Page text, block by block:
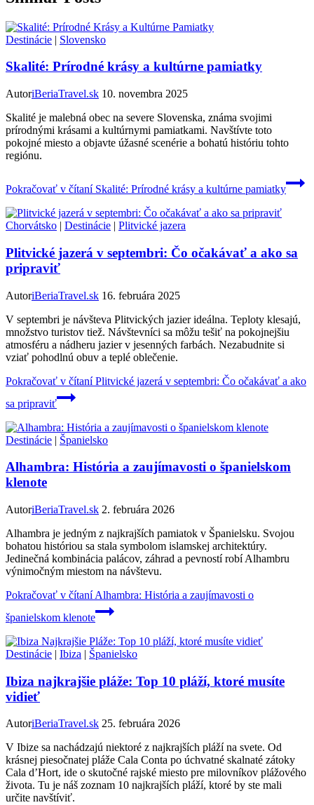
Destinácie | Slovensko
Skalité: Prírodné krásy a kultúrne pamiatky
AutoriBeriaTravel.sk 10. novembra 2025
Skalité je malebná obec na severe Slovenska, známa svojimi
prírodnými krásami a kultúrnymi pamiatkami. Navštívte toto
pokojné miesto a objavte úžasné scenérie a bohatú históriu tohto
regiónu.
Pokračovať v čítaníSkalité: Prírodné krásy a kultúrne pamiatky
Chorvátsko | Destinácie | Plitvické jazera
Plitvické jazerá v septembri: Čo očakávať a ako sa
pripraviť
AutoriBeriaTravel.sk 16. februára 2025
V septembri je návšteva Plitvických jazier ideálna. Teploty klesajú,
množstvo turistov tiež. Návštevníci sa môžu tešiť na pokojnejšiu
atmosféru a nádheru jazier v jesenných farbách. Nezabudnite si
vziať pohodlnú obuv a teplé oblečenie.
Pokračovať v čítaníPlitvické jazerá v septembri: Čo očakávať a ako
sa pripraviť
Destinácie | Španielsko
Alhambra: História a zaujímavosti o španielskom
klenote
AutoriBeriaTravel.sk 2. februára 2026
Alhambra je jedným z najkrajších pamiatok v Španielsku. Svojou
bohatou históriou sa stala symbolom islamskej architektúry.
Jedinečná kombinácia palácov, záhrad a pevností robí Alhambru
výnimočným miestom na návštevu.
Pokračovať v čítaníAlhambra: História a zaujímavosti o
španielskom klenote
Destinácie | Ibiza | Španielsko
Ibiza najkrajšie pláže: Top 10 pláží, ktoré musíte
vidieť
AutoriBeriaTravel.sk 25. februára 2026
V Ibize sa nachádzajú niektoré z najkrajších pláží na svete. Od
krásnej piesočnatej pláže Cala Conta po úchvatné skalnaté zátoky
Cala d’Hort, ide o skutočné rajské miesto pre milovníkov plážového
života. Tu je náš zoznam 10 najkrajších pláží, ktoré by ste mali
určite navštíviť.